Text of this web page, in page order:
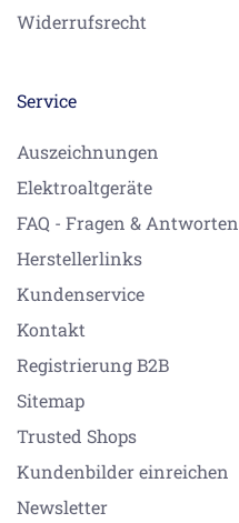
Widerrufsrecht
Service
Auszeichnungen
Elektroaltgeräte
FAQ - Fragen & Antworten
Herstellerlinks
Kundenservice
Kontakt
Registrierung B2B
Sitemap
Trusted Shops
Kundenbilder einreichen
Newsletter